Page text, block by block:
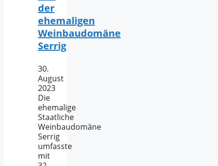
der
ehemaligen
Weinbaudomäne
Serrig
30.
August
2023
Die
ehemalige
Staatliche
Weinbaudomäne
Serrig
umfasste
mit